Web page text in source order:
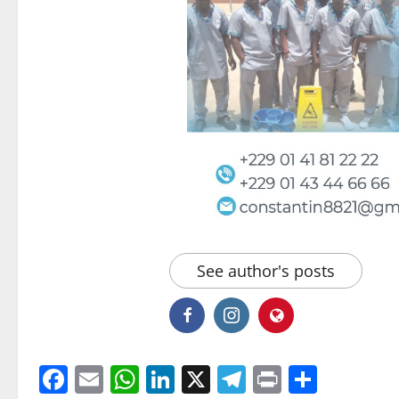
See author's posts
Facebook
EmailWhatsApp
LinkedIn
X Telegram
Print